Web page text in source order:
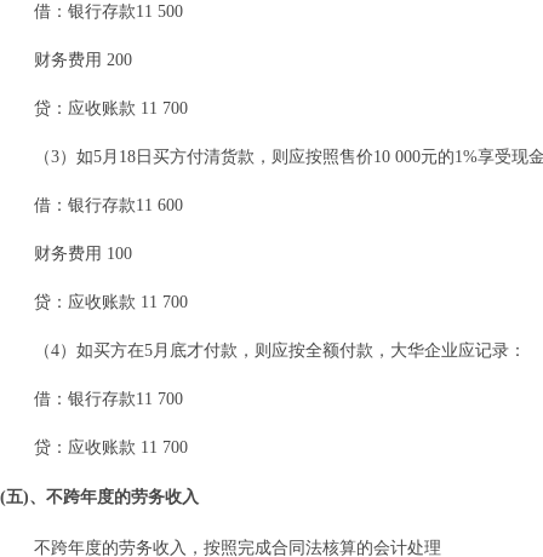
借：银行存款11 500
财务费用 200
贷：应收账款 11 700
（3）如5月18日买方付清货款，则应按照售价10 000元的1%享受现
借：银行存款11 600
财务费用 100
贷：应收账款 11 700
（4）如买方在5月底才付款，则应按全额付款，大华企业应记录：
借：银行存款11 700
贷：应收账款 11 700
(五)、不跨年度的劳务收入
不跨年度的劳务收入，按照完成合同法核算的会计处理